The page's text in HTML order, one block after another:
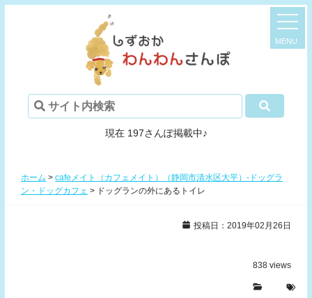
現在 197さんぽ掲載中♪
ホーム > cafeメイト（カフェメイト）（静岡市清水区大平）-ドッグラ
ン・ドッグカフェ > ドッグランの外にあるトイレ
投稿日：2019年02月26日
838 views